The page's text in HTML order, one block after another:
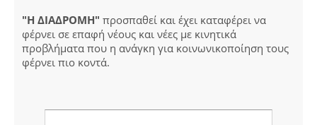
"Η ΔΙΑΔΡΟΜΗ" προσπαθεί και έχει καταφέρει να
φέρνει σε επαφή νέους και νέες με κινητικά
προβλήματα που η ανάγκη για κοινωνικοποίηση τους
φέρνει πιο κοντά.